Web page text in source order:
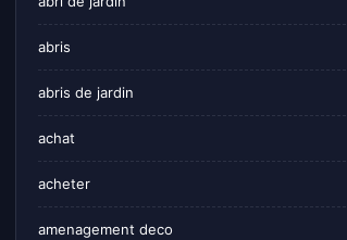
abris
abris de jardin
achat
acheter
amenagement deco